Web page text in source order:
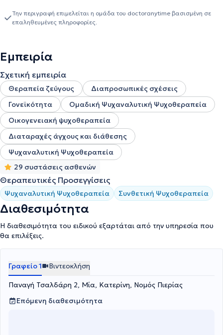
Την περιγραφή επιμελείται η ομάδα του doctoranytime βασισμένη σε
επαληθευμένες πληροφορίες.
Εμπειρία
Σχετική εμπειρία
Θεραπεία ζεύγους
Διαπροσωπικές σχέσεις
Γονεϊκότητα
Ομαδική Ψυχαναλυτική Ψυχοθεραπεία
Οικογενειακή ψυχοθεραπεία
Διαταραχές άγχους και διάθεσης
Ψυχαναλυτική Ψυχοθεραπεία
29 συστάσεις ασθενών
Θεραπευτικές Προσεγγίσεις
Ψυχαναλυτική Ψυχοθεραπεία Συνθετική Ψυχοθεραπεία
Διαθεσιμότητα
Η διαθεσιμότητα του ειδικού εξαρτάται από την υπηρεσία που
θα επιλέξεις.
Γραφείο 1 Βιντεοκλήση
Παναγή Τσαλδάρη 2, Μία, Κατερίνη, Νομός Πιερίας
Επόμενη διαθεσιμότητα